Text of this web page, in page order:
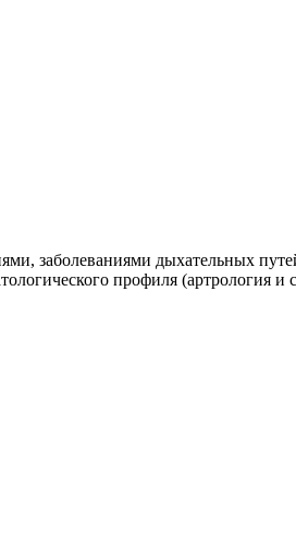
заболеваниями дыхательных
профиля (артрология и